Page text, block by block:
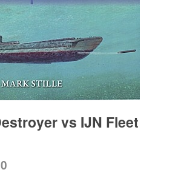
vs IJN Fleet